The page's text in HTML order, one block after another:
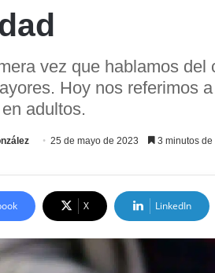
vez que hablamos
Hoy nos referimos
adultos.
25 de mayo de 2023 3 minutos de
X LinkedIn